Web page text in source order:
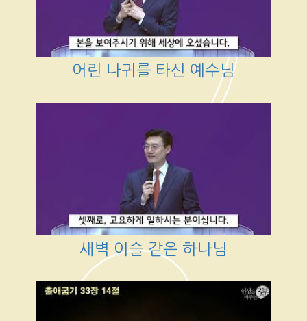
어린 나귀를 타신 예수님
새벽 이슬 같은 하나님